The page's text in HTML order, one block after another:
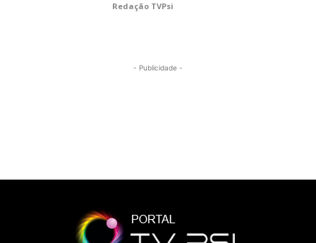
Redação TVPsi
- Publicidade -